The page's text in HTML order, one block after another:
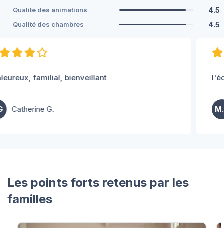
Qualité des animations 4.5
Qualité des chambres 4.5
l'équipe est chaleureuse et semble investie
Les points forts retenus par les
familles